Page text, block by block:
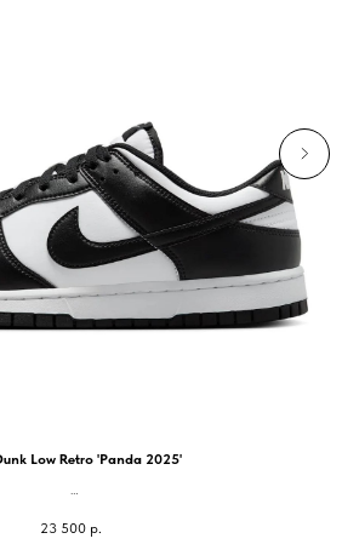
Low Retro 'Panda 2025'
23 500 р.